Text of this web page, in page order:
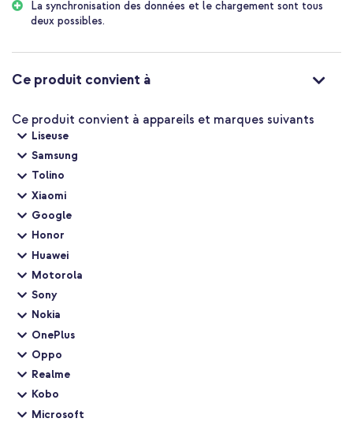
La synchronisation des données et le chargement sont tous
deux possibles.
Ce produit convient à
Ce produit convient à appareils et marques suivants
Liseuse
Samsung
Tolino
Xiaomi
Google
Honor
Huawei
Motorola
Sony
Nokia
OnePlus
Oppo
Realme
Kobo
Microsoft